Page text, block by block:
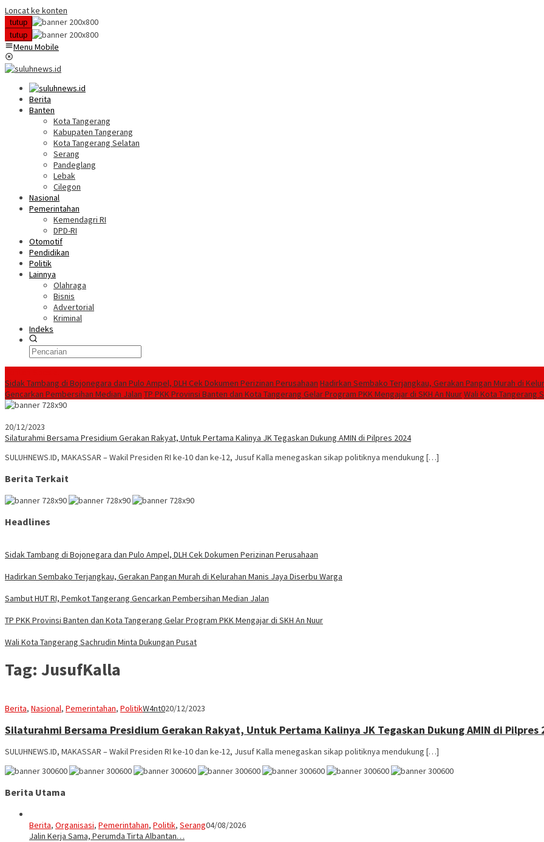
Loncat ke konten
tutup
tutup
Menu Mobile
Berita
Banten
Kota Tangerang
Kabupaten Tangerang
Kota Tangerang Selatan
Serang
Pandeglang
Lebak
Cilegon
Nasional
Pemerintahan
Kemendagri RI
DPD-RI
Otomotif
Pendidikan
Politik
Lainnya
Olahraga
Bisnis
Advertorial
Kriminal
Indeks
Sidak Tambang di Bojonegara dan Pulo Ampel, DLH Cek Dokumen Perizinan Perusahaan Hadirkan Sembako Terjangkau, Gerakan Pangan Murah di
Gencarkan Pembersihan Median Jalan TP PKK Provinsi Banten dan Kota Tangerang Gelar Program PKK Mengajar di SKH An NuurWali Kota Tangerang
20/12/2023
Silaturahmi Bersama Presidium Gerakan Rakyat, Untuk Pertama Kalinya JK Tegaskan Dukung AMIN di Pilpres 2024
SULUHNEWS.ID, MAKASSAR – Wakil Presiden RI ke-10 dan ke-12, Jusuf Kalla menegaskan sikap politiknya mendukung […]
Berita Terkait
Headlines
Sidak Tambang di Bojonegara dan Pulo Ampel, DLH Cek Dokumen Perizinan Perusahaan
Hadirkan Sembako Terjangkau, Gerakan Pangan Murah di Kelurahan Manis Jaya Diserbu Warga
Sambut HUT RI, Pemkot Tangerang Gencarkan Pembersihan Median Jalan
TP PKK Provinsi Banten dan Kota Tangerang Gelar Program PKK Mengajar di SKH An Nuur
Wali Kota Tangerang Sachrudin Minta Dukungan Pusat
Tag: JusufKalla
Berita, Nasional, Pemerintahan, PolitikW4nt020/12/2023
Silaturahmi Bersama Presidium Gerakan Rakyat, Untuk Pertama Kalinya JK Tegaskan Dukung AMIN di Pilpres
SULUHNEWS.ID, MAKASSAR – Wakil Presiden RI ke-10 dan ke-12, Jusuf Kalla menegaskan sikap politiknya mendukung […]
Berita Utama
Berita, Organisasi, Pemerintahan, Politik, Serang04/08/2026
Jalin Kerja Sama, Perumda Tirta Albantan…